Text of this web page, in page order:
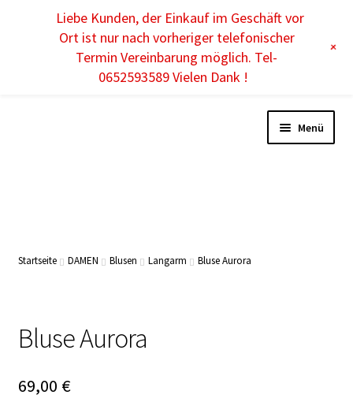
Menü
ACCESSOIRES
Startseite DAMEN Blusen Langarm Bluse Aurora
Bluse Aurora
69,00 €
Liebe Kunden, der Einkauf im Geschäft vor
Ort ist nur nach vorheriger telefonischer
Termin Vereinbarung möglich. Tel-
0652593589 Vielen Dank !
+
DE